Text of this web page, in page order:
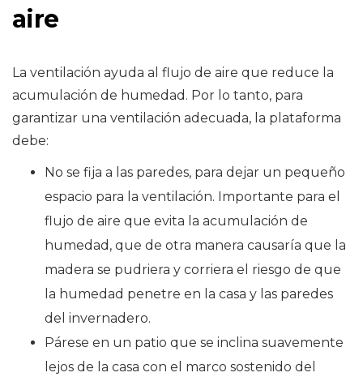
aire
La ventilación ayuda al flujo de aire que reduce la
acumulación de humedad. Por lo tanto, para
garantizar una ventilación adecuada, la plataforma
debe:
No se fija a las paredes, para dejar un pequeño
espacio para la ventilación. Importante para el
flujo de aire que evita la acumulación de
humedad, que de otra manera causaría que la
madera se pudriera y corriera el riesgo de que
la humedad penetre en la casa y las paredes
del invernadero.
Párese en un patio que se inclina suavemente
lejos de la casa con el marco sostenido del